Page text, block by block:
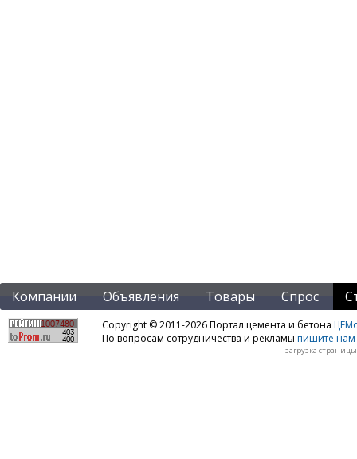
Компании Объявления Товары Спрос
Copyright © 2011-2026 Портал цемента и бетона
По вопросам сотрудничества и рекламы пишите нам
загрузка